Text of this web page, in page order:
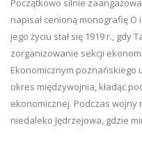
Początkowo silnie
napisał cenioną monografię O
jego życiu stał się 1919 r.,
zorganizowanie sekcji
Ekonomicznym poznańskiego
okres międzywojnia, kładąc
ekonomicznej. Podczas wojny
niedaleko Jędrzejowa, gdzie